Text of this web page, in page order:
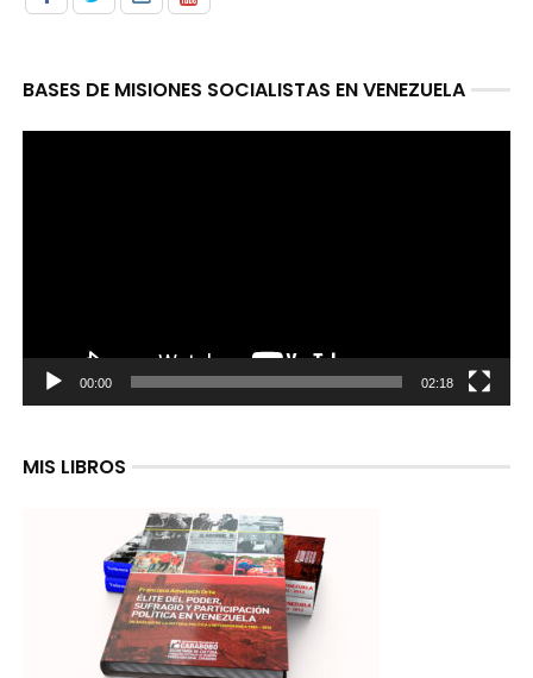
BASES DE MISIONES SOCIALISTAS EN VENEZUELA
00:00 02:18
MIS LIBROS